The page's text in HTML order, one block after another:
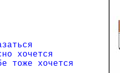
хочется
тоже хочется